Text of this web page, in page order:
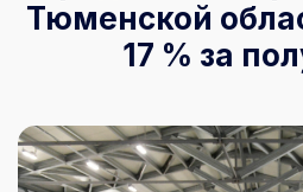
Тюменской
17 % за